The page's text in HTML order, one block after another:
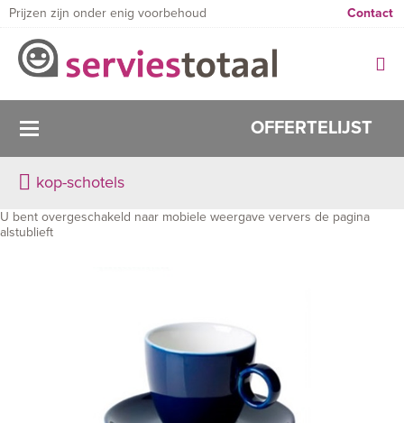
Prijzen zijn onder enig voorbehoud Contact
OFFERTELIJST
kop-schotels
U bent overgeschakeld naar mobiele weergave ververs de pagina
alstublieft